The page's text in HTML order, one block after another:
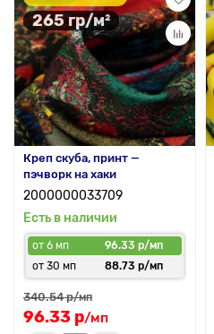
265 гр/м²
Креп скуба, принт —
пэчворк на хаки
2000000033709
Есть в наличии
от 6 мп
96.33 р/мп
от 30 мп
88.73 р/мп
340.54 р/мп
96.33 р/мп